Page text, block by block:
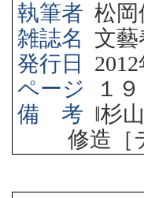
執筆者 松岡
雑誌名 文藝
発行日
2012
ページ
１
備 考 ‖杉
修造［